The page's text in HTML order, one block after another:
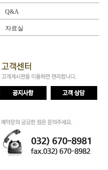
Q&A
자료실